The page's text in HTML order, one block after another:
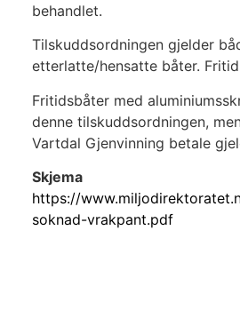
behandlet.
Tilskuddsordningen gjelder
etterlatte/hensatte båter.
Fritidsbåter med
denne tilskuddsordningen,
Vartdal Gjenvinning betale
Skjema
https://
soknad-vrakpant.pdf